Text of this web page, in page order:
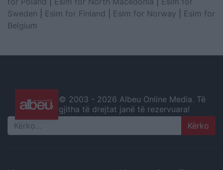
Sweden
Esim for Finland Esim for Norway
Esim for
Belgium
© 2003 - 2026 Albeu Online Media. Të
gjitha të drejtat janë të rezervuara!
Search